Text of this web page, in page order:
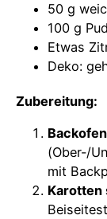
50 g
100 g
Etwas
Deko:
Zubereitung:
(Ober-/
mit
Karotten